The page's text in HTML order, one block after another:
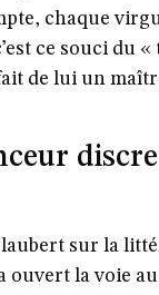
chaque
ce souci du «
de lui un
sur la
ouvert la voie